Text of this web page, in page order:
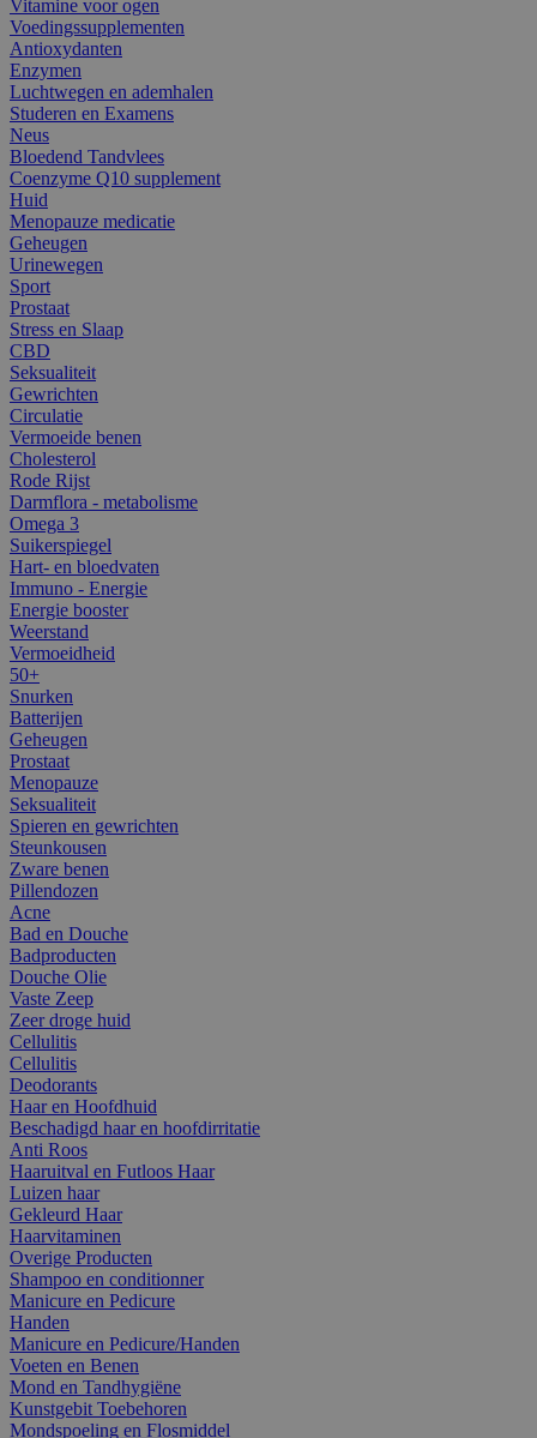
Vitamine voor ogen
Voedingssupplementen
Antioxydanten
Enzymen
Luchtwegen en ademhalen
Studeren en Examens
Neus
Bloedend Tandvlees
Coenzyme Q10 supplement
Huid
Menopauze medicatie
Geheugen
Urinewegen
Sport
Prostaat
Stress en Slaap
CBD
Seksualiteit
Gewrichten
Circulatie
Vermoeide benen
Cholesterol
Rode Rijst
Darmflora - metabolisme
Omega 3
Suikerspiegel
Hart- en bloedvaten
Immuno - Energie
Energie booster
Weerstand
Vermoeidheid
50+
Snurken
Batterijen
Geheugen
Prostaat
Menopauze
Seksualiteit
Spieren en gewrichten
Steunkousen
Zware benen
Pillendozen
Acne
Bad en Douche
Badproducten
Douche Olie
Vaste Zeep
Zeer droge huid
Cellulitis
Cellulitis
Deodorants
Haar en Hoofdhuid
Beschadigd haar en hoofdirritatie
Anti Roos
Haaruitval en Futloos Haar
Luizen haar
Gekleurd Haar
Haarvitaminen
Overige Producten
Shampoo en conditionner
Manicure en Pedicure
Handen
Manicure en Pedicure/Handen
Voeten en Benen
Mond en Tandhygiëne
Kunstgebit Toebehoren
Mondspoeling en Flosmiddel